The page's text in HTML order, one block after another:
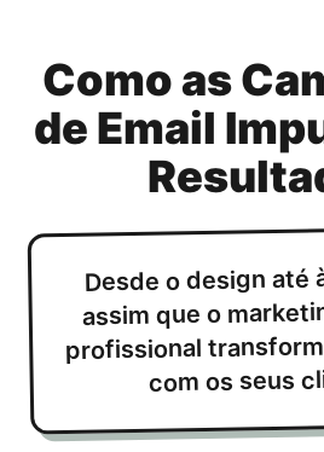
Como as
de Email
Desde o design até
assim que o
profissional
com os seus